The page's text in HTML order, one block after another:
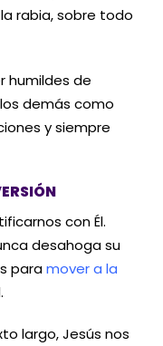
rabia, sobre todo
humildes de
demás como
y siempre
con Él.
desahoga su
paramover a la
largo, Jesús nos